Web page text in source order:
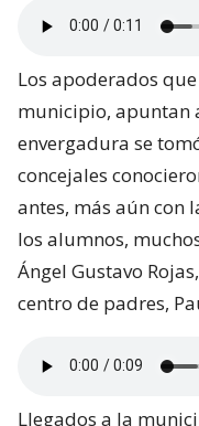
Los apoderados
municipio, apuntan
envergadura se
concejales
antes, más aún con
los alumnos,
Ángel Gustavo
centro de padres,
Llegados a la